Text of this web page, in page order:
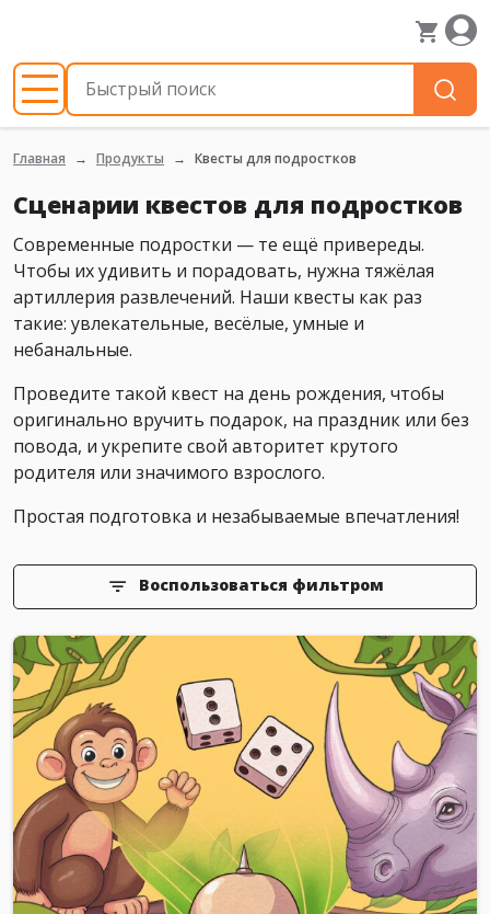
Главная Продукты Квесты для подростков
Сценарии квестов для подростков
Современные подростки — те ещё привереды.
Чтобы их удивить и порадовать, нужна тяжёлая
артиллерия развлечений. Наши квесты как раз
такие: увлекательные, весёлые, умные и
небанальные.
Проведите такой квест на день рождения, чтобы
оригинально вручить подарок, на праздник или без
повода, и укрепите свой авторитет крутого
родителя или значимого взрослого.
Простая подготовка и незабываемые впечатления!
Воспользоваться фильтром